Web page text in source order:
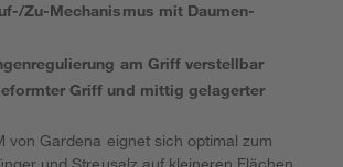
Zu-Mechanismus mit Daumen-
am Griff verstellbar
Griff und mittig gelagerter
von Gardena eignet sich optimal zum
und Streusalz auf kleineren Flächen.